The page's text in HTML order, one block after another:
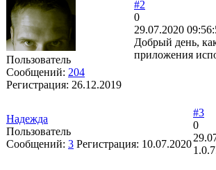
Пользователь
Сообщений: 204
Регистрация: 26.12.2019
#2
0
29.07.2020
Добрый день,
приложения
Надежда
Пользователь
Сообщений: 3 Регистрация: 10.07.2020
#3
0